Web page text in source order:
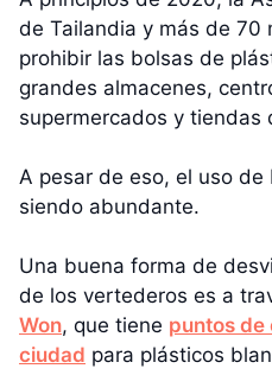
de Tailandia y más de 70
prohibir las bolsas de
grandes almacenes,
supermercados y tiendas
A pesar de eso, el uso
siendo abundante.
Una buena forma de
de los vertederos es a
Won, que tiene puntos de
ciudad para plásticos